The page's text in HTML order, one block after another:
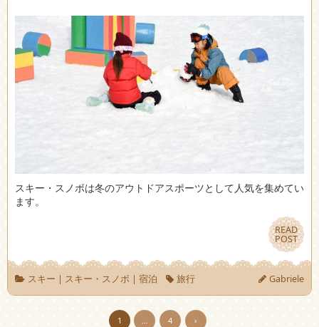
スキー・スノボは冬のアウトドアスポーツとして人気を集めてい
ます。
READ
POST
READ
POST
スキー | スキー・スノボ | 宿泊 旅行 Gabriele
1 … 4 ›